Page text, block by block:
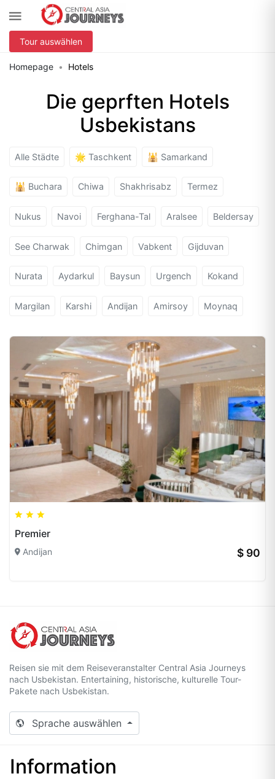
Tour auswählen
Homepage Hotels
Die geprften Hotels
Usbekistans
Alle Städte 🌟 Taschkent 🕌 Samarkand
🕌 Buchara Chiwa Shakhrisabz Termez
Nukus Navoi Ferghana-Tal Aralsee Beldersay
See Charwak Chimgan Vabkent Gijduvan
Nurata Aydarkul Baysun Urgench Kokand
Margilan Karshi Andijan Amirsoy Moynaq
Premier
Andijan $ 90
Reisen sie mit dem Reiseveranstalter Central Asia Journeys
nach Usbekistan. Entertaining, historische, kulturelle Tour-
Pakete nach Usbekistan.
Sprache auswählen
Information